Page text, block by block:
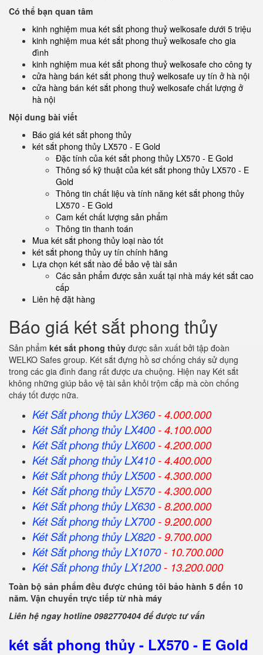
Có thể bạn quan tâm
kinh nghiệm mua két sắt phong thuỷ welkosafe dưới 5 triệu
kinh nghiệm mua két sắt phong thuỷ welkosafe cho gia
đình
kinh nghiệm mua két sắt phong thuỷ welkosafe cho công ty
cửa hàng bán két sắt phong thuỷ welkosafe uy tín ở hà nội
cửa hàng bán két sắt phong thuỷ welkosafe chất lượng ở
hà nội
Nội dung bài viết
Báo giá két sắt phong thủy
két sắt phong thủy LX570 - E Gold
Đặc tính của két sắt phong thủy LX570 - E Gold
Thông số kỹ thuật của két sắt phong thủy LX570 - E
Gold
Thông tin chất liệu và tính năng két sắt phong thủy
LX570 - E Gold
Cam kết chất lượng sản phẩm
Thông tin thanh toán
Mua két sắt phong thủy loại nào tốt
két sắt phong thủy uy tín chính hãng
Lựa chọn két sắt nào để bảo vệ tài sản
Các sản phẩm được sản xuất tại nhà máy két sắt cao
cấp
Liên hệ đặt hàng
Báo giá két sắt phong thủy
Sản phẩm két sắt phong thủy được sản xuất bởi tập đoàn
WELKO Safes group. Két sắt đựng hồ sơ chống cháy sử dụng
trong các gia đình đang rất được ưa chuộng. Hiện nay Két sắt
không những giúp bảo vệ tài sản khỏi trộm cắp mà còn chống
cháy tốt được nữa.
Két Sắt phong thủy LX360- 4.000.000
Két Sắtphong thủyLX400- 4.100.000
Két Sắtphong thủyLX600- 4.200.000
Két Sắtphong thủyLX410- 4.400.000
Két Sắtphong thủyLX500- 4.300.000
Két Sắtphong thủyLX570- 4.300.000
Két Sắtphong thủyLX630- 8.200.000
Két Sắtphong thủyLX700- 9.200.000
Két Sắtphong thủyLX820- 9.700.000
Két Sắtphong thủyLX1070- 10.700.000
Két Sắtphong thủyLX1200- 13.200.000
Toàn bộ sản phẩm đều được chúng tôi bảo hành 5 đến 10
năm. Vận chuyển trực tiếp từ nhà máy
Liên hệ ngay hotline 0982770404 để được tư vấn
két sắt phong thủy - LX570 - E Gold